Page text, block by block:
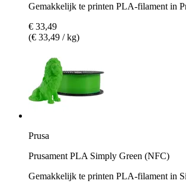
Gemakkelijk te printen PLA-filament in
€ 33,49
(€ 33,49 / kg)
Prusa
Prusament PLA Simply Green (NFC)
Gemakkelijk te printen PLA-filament in